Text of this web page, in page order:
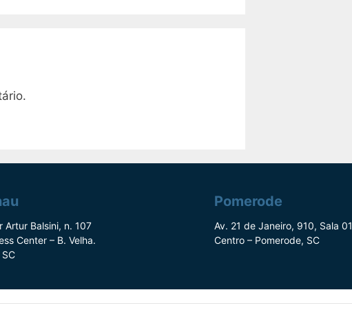
Artur Balsini, n. 107
Center – B. Velha.
Pomerode
Av. 21 de Janeiro, 910, Sala 01
Centro – Pomerode, SC